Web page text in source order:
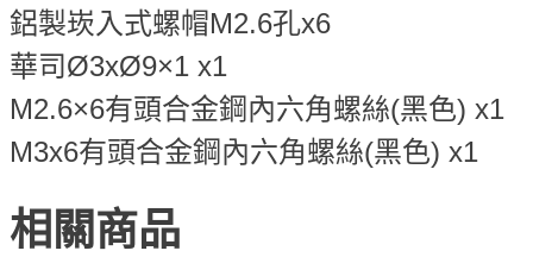
鋁製崁入式螺帽M2.6孔x6
華司Ø3xØ9×1 x1
M2.6×6有頭合金鋼內六角螺絲(黑色) x1
M3x6有頭合金鋼內六角螺絲(黑色) x1
相關商品